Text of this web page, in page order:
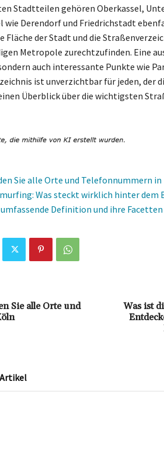
Stadtteilen gehören Oberkassel,
wie Derendorf und Friedrichstadt
Fläche der Stadt und die
Metropole zurechtzufinden. Eine
auch interessante Punkte wie
ist unverzichtbar für jeden, der
Überblick über die wichtigsten
Sie alle Orte und Telefonnummern
Was steckt wirklich hinter dem
Definition und ihre Facetten
Sie alle Orte und
Was ist